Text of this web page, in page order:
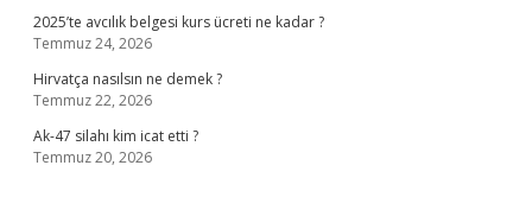
2025’te avcılık belgesi kurs ücreti ne kadar ?
Temmuz 24, 2026
Hirvatça nasılsın ne demek ?
Temmuz 22, 2026
Ak-47 silahı kim icat etti ?
Temmuz 20, 2026